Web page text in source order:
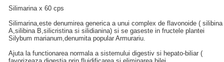
Silimarina x 60 cps
Silimarina,este denumirea generica a unui complex de flavonoide ( silibina
A,silibina B,silicristina si silidianina) si se gaseste in fructele plantei
Silybum marianum,denumita popular Armurariu.
Ajuta la functionarea normala a sistemului digestiv si hepato-biliar (